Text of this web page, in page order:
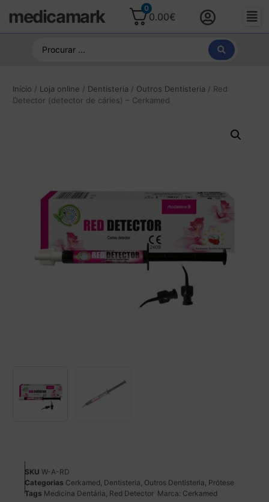
medicamark 0
0.00€
Início / Loja online / Dentisteria / Outros Dentisteria / Red
Detector (detector de cáries) – Cerkamed
SKU W-A-RD
Categorias Cerkamed Dentisteria Outros Dentisteria Prótese
Tags Medicina Dentária Red Detector Marca: Cerkamed